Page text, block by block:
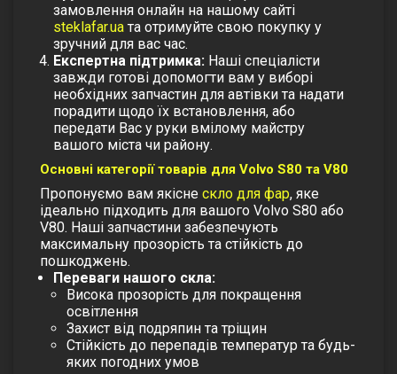
замовлення онлайн на нашому сайті
steklafar.ua та отримуйте свою покупку у
зручний для вас час.
Експертна підтримка: Наші спеціалісти
завжди готові допомогти вам у виборі
необхідних запчастин для автівки та надати
порадити щодо їх встановлення, або
передати Вас у руки вмілому майстру
вашого міста чи району.
Основні категорії товарів для Volvo S80 та V80
Пропонуємо вам якісне скло для фар, яке
ідеально підходить для вашого Volvo S80 або
V80. Наші запчастини забезпечують
максимальну прозорість та стійкість до
пошкоджень.
Переваги нашого скла:
Висока прозорість для покращення
освітлення
Захист від подряпин та тріщин
Стійкість до перепадів температур та будь-
яких погодних умов